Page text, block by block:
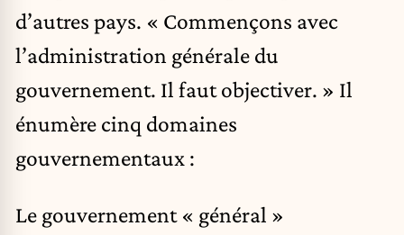
d’autres pays. « Commençons avec
l’administration générale du
gouvernement. Il faut objectiver. » Il
énumère cinq domaines
gouvernementaux :
Le gouvernement « général »